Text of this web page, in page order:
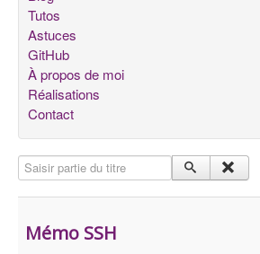
Tutos
Astuces
GitHub
À propos de moi
Réalisations
Contact
Saisir partie du titre
Mémo SSH